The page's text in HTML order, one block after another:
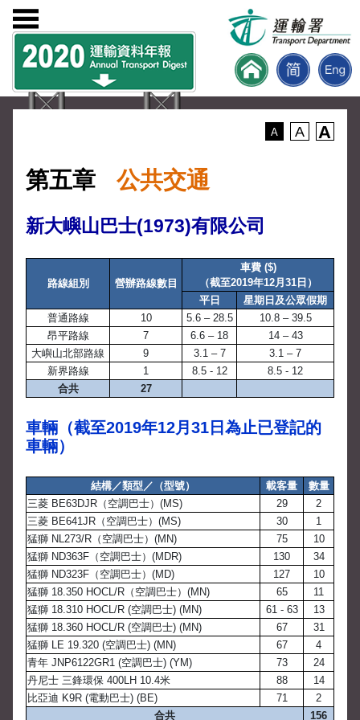
A A A
第五章 公共交通
新大嶼山巴士(1973)有限公司
路線組別 營辦路線數目
車費 ($)
（截至2019年12月31日）
平日
星期日及公眾假期
普通路線
10 5.6 – 28.5
10.8 – 39.5
昂平路線
7 6.6 – 18
14 – 43
大嶼山北部路線
9 3.1 – 7
3.1 – 7
新界路線
1 8.5 - 12
8.5 - 12
合共
27
車輛（截至2019年12月31日為止已登記的
車輛）
結構／類型／（型號） 載客量
數量
三菱 BE63DJR（空調巴士）(MS)
29
2
三菱 BE641JR（空調巴士）(MS)
30
1
猛獅 NL273/R（空調巴士）(MN)
75
10
猛獅 ND363F（空調巴士）(MDR)
130
34
猛獅 ND323F（空調巴士）(MD)
127
10
猛獅 18.350 HOCL/R（空調巴士）(MN)
65
11
猛獅 18.310 HOCL/R (空調巴士) (MN)
61 - 63
13
猛獅 18.360 HOCL/R (空調巴士) (MN)
67
31
猛獅 LE 19.320 (空調巴士) (MN)
67
4
青年 JNP6122GR1 (空調巴士) (YM)
73
24
丹尼士 三鋒環保 400LH 10.4米
88
14
比亞迪 K9R (電動巴士) (BE)
71
2
合共
156